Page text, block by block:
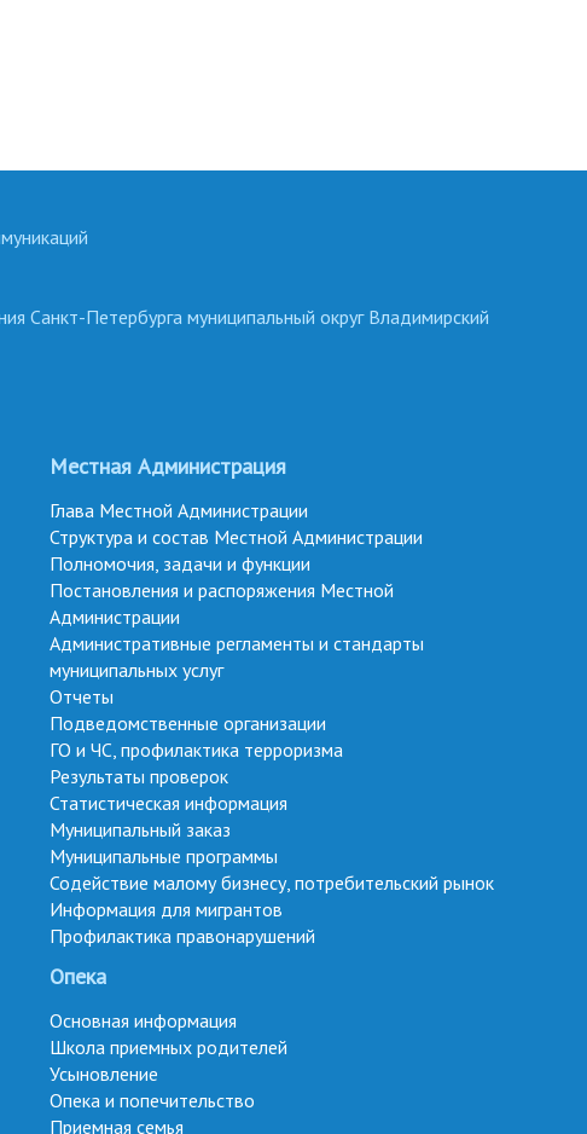
Санкт-Петербурга муниципальный округ Владимирский
Местная Администрация
Глава Местной Администрации
Структура и состав Местной Администрации
Полномочия, задачи и функции
Постановления и распоряжения Местной
Администрации
Административные регламенты и стандарты
муниципальных услуг
Отчеты
Подведомственные организации
ГО и ЧС, профилактика терроризма
Результаты проверок
Статистическая информация
Муниципальный заказ
Муниципальные программы
Содействие малому бизнесу, потребительский рынок
Информация для мигрантов
Профилактика правонарушений
Опека
Основная информация
Школа приемных родителей
Усыновление
Опека и попечительство
Приемная семья